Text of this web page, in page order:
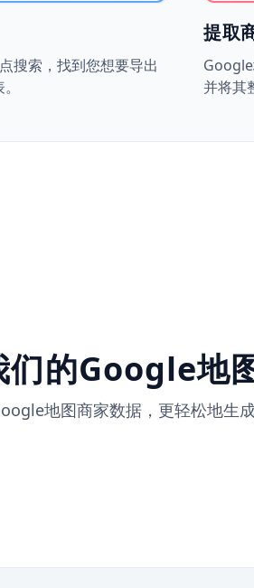
搜索，找到您想要导出
提取
并将其
的Google地
地图商家数据，更轻松地生